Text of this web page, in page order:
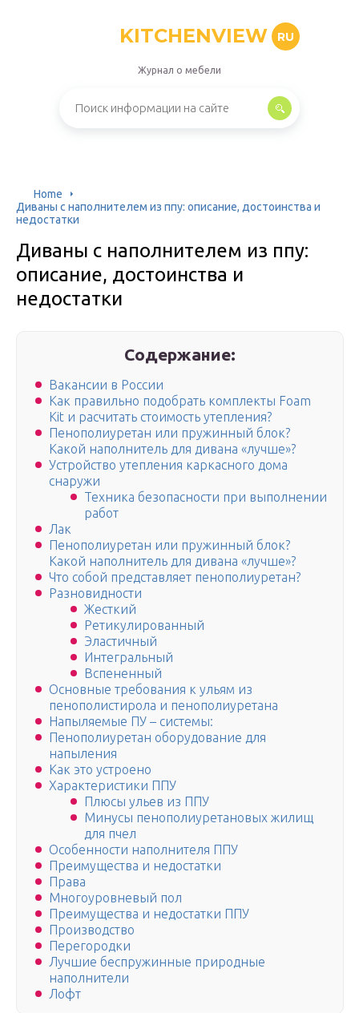
KITCHENVIEW RU
Журнал о мебели
Home
Диваны с наполнителем из ппу: описание, достоинства и
недостатки
Диваны с наполнителем из ппу:
описание, достоинства и
недостатки
Содержание:
Вакансии в России
Как правильно подобрать комплекты Foam
Kit и расчитать стоимость утепления?
Пенополиуретан или пружинный блок?
Какой наполнитель для дивана «лучше»?
Устройство утепления каркасного дома
снаружи
Техника безопасности при выполнении
работ
Лак
Пенополиуретан или пружинный блок?
Какой наполнитель для дивана «лучше»?
Что собой представляет пенополиуретан?
Разновидности
Жесткий
Ретикулированный
Эластичный
Интегральный
Вспененный
Основные требования к ульям из
пенополистирола и пенополиуретана
Напыляемые ПУ – системы:
Пенополиуретан оборудование для
напыления
Как это устроено
Характеристики ППУ
Плюсы ульев из ППУ
Минусы пенополиуретановых жилищ
для пчел
Особенности наполнителя ППУ
Преимущества и недостатки
Права
Многоуровневый пол
Преимущества и недостатки ППУ
Производство
Перегородки
Лучшие беспружинные природные
наполнители
Лофт